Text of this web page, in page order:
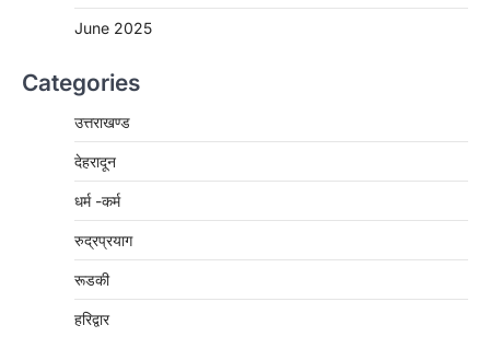
June 2025
Categories
उत्तराखण्ड
देहरादून
धर्म -कर्म
रुद्रप्रयाग
रूडकी
हरिद्वार